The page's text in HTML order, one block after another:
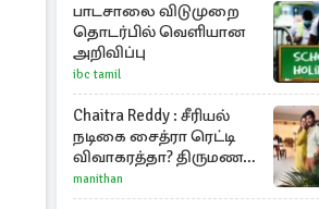
பாடசாலை விடுமுறை
தொடர்பில் வெளியான
அறிவிப்பு
ibc tamil
Chaitra Reddy : சீரியல்
நடிகை சைத்ரா ரெட்டி
விவாகரத்தா? திருமண
புகைப்படங்களை நீக்கம்
manithan